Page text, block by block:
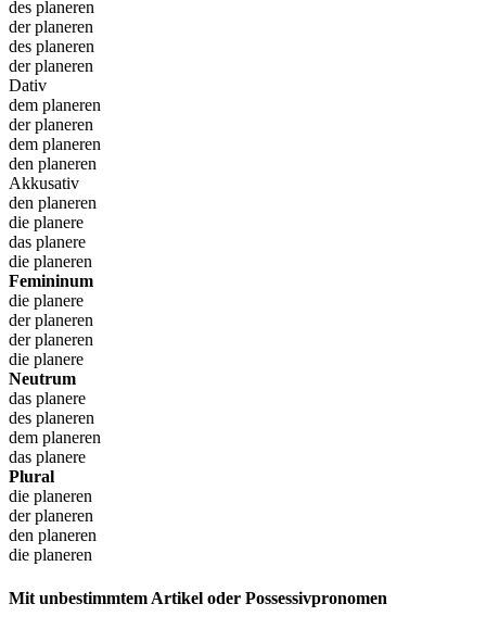
des planeren
der planeren
des planeren
der planeren
Dativ
dem planeren
der planeren
dem planeren
den planeren
Akkusativ
den planeren
die planere
das planere
die planeren
Femininum
die planere
der planeren
der planeren
die planere
Neutrum
das planere
des planeren
dem planeren
das planere
Plural
die planeren
der planeren
den planeren
die planeren
Mit unbestimmtem Artikel oder Possessivpronomen